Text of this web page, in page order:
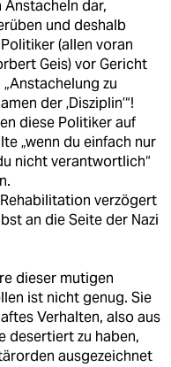
Anstacheln dar,
und deshalb
(allen voran
Geis) vor Gericht
zu
der ‚Disziplin’“!
diese Politiker auf
„wenn du einfach nur
nicht verantwortlich“
verzögert
an die Seite der Nazi
dieser mutigen
ist nicht genug. Sie
Verhalten, also aus
desertiert zu haben,
ausgezeichnet